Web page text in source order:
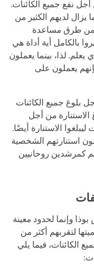
نفع جميع الكائنات.
يزال لديهم الكثير من
من طرق مساعدة
بالكامل أية أداة هي
لذا، بينما يعملون
يعملون على
بلوغ جميع الكائنات
الاستنارة من أجل
الاستنارة أيضًا.
استنارتهم الشخصية
كمرشدين روحانيين
وإنما لحدود معينة
لتقربهم أكثر من
الكائنات، فيما يلي